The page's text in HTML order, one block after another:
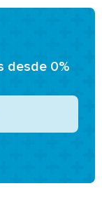
desde 0%